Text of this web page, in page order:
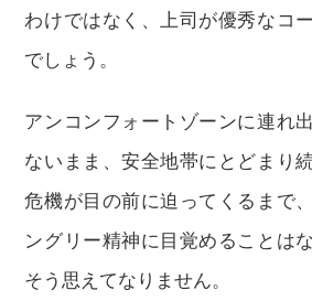
わけではなく、上司が優秀なコ
でしょう。
アンコンフォートゾーンに連れ
ないまま、安全地帯にとどまり
危機が目の前に迫ってくるまで
ングリー精神に目覚めることは
そう思えてなりません。